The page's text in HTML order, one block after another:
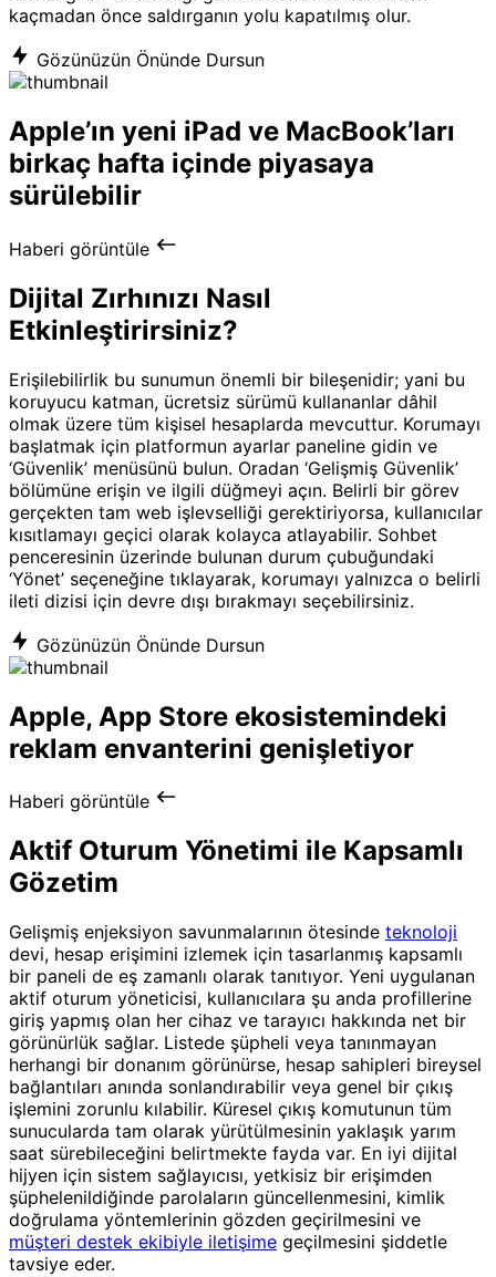
kaçmadan önce saldırganın yolu kapatılmış olur.
Gözünüzün Önünde Dursun
Apple’ın yeni iPad ve MacBook’ları
birkaç hafta içinde piyasaya
sürülebilir
Haberi görüntüle
Dijital Zırhınızı Nasıl
Etkinleştirirsiniz?
Erişilebilirlik bu sunumun önemli bir bileşenidir; yani bu
koruyucu katman, ücretsiz sürümü kullananlar dâhil
olmak üzere tüm kişisel hesaplarda mevcuttur. Korumayı
başlatmak için platformun ayarlar paneline gidin ve
‘Güvenlik’ menüsünü bulun. Oradan ‘Gelişmiş Güvenlik’
bölümüne erişin ve ilgili düğmeyi açın. Belirli bir görev
gerçekten tam web işlevselliği gerektiriyorsa, kullanıcılar
kısıtlamayı geçici olarak kolayca atlayabilir. Sohbet
penceresinin üzerinde bulunan durum çubuğundaki
‘Yönet’ seçeneğine tıklayarak, korumayı yalnızca o belirli
ileti dizisi için devre dışı bırakmayı seçebilirsiniz.
Gözünüzün Önünde Dursun
Apple, App Store ekosistemindeki
reklam envanterini genişletiyor
Haberi görüntüle
Aktif Oturum Yönetimi ile Kapsamlı
Gözetim
Gelişmiş enjeksiyon savunmalarının ötesinde teknoloji
devi, hesap erişimini izlemek için tasarlanmış kapsamlı
bir paneli de eş zamanlı olarak tanıtıyor. Yeni uygulanan
aktif oturum yöneticisi, kullanıcılara şu anda profillerine
giriş yapmış olan her cihaz ve tarayıcı hakkında net bir
görünürlük sağlar. Listede şüpheli veya tanınmayan
herhangi bir donanım görünürse, hesap sahipleri bireysel
bağlantıları anında sonlandırabilir veya genel bir çıkış
işlemini zorunlu kılabilir. Küresel çıkış komutunun tüm
sunucularda tam olarak yürütülmesinin yaklaşık yarım
saat sürebileceğini belirtmekte fayda var. En iyi dijital
hijyen için sistem sağlayıcısı, yetkisiz bir erişimden
şüphelenildiğinde parolaların güncellenmesini, kimlik
doğrulama yöntemlerinin gözden geçirilmesini ve
müşteri destek ekibiyle iletişime geçilmesini şiddetle
tavsiye eder.